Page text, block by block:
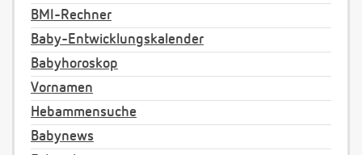
BMI-Rechner
Baby-Entwicklungskalender
Babyhoroskop
Vornamen
Hebammensuche
Babynews